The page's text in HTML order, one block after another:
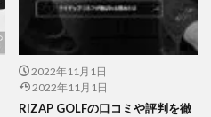
2022年11月1日
2022年11月1日
RIZAP GOLFの口コミや評判を徹